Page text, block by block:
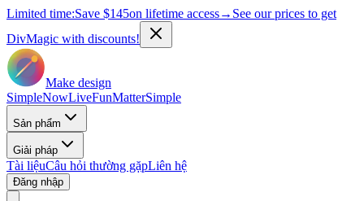
Limited time:Save $145on lifetime access→ See our prices to get
DivMagic with discounts!
Make design
SimpleNowLiveFunMatterSimple
Sản phẩm
Giải pháp
Tài liệuCâu hỏi thường gặpLiên hệ
Đăng nhập